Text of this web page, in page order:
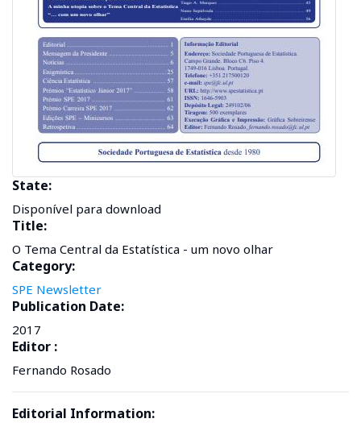
State:
Disponível para download
Title:
O Tema Central da Estatística - um novo olhar
Category:
SPE Newsletter
Publication Date:
2017
Editor :
Fernando Rosado
Editorial Information: